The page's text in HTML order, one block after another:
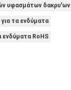
υφασμάτων δακρυ'ων
για τα ενδύματα
ενδύματα RoHS